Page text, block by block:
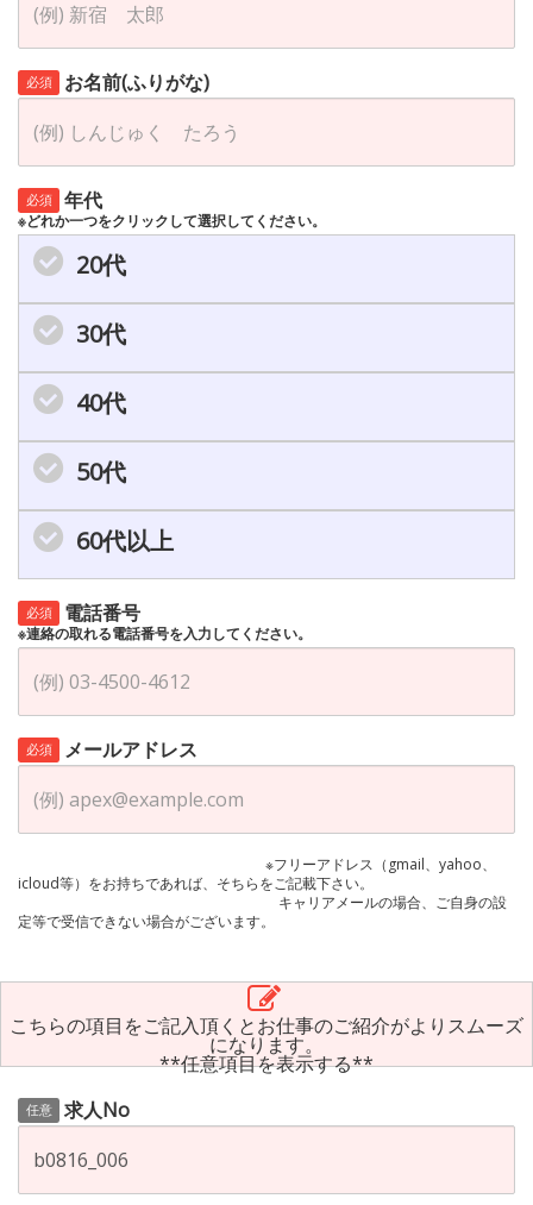
必須 お名前(ふりがな)
必須 年代
※どれか一つをクリックして選択してください。
20代
30代
40代
50代
60代以上
必須 電話番号
※連絡の取れる電話番号を入力してください。
必須 メールアドレス
※フリーアドレス（gmail、yahoo、
icloud等）をお持ちであれば、そちらをご記載下さい。
キャリアメールの場合、ご自身の設
定等で受信できない場合がございます。
こちらの項目をご記入頂くとお仕事のご紹介がよりスムーズ
になります。
**任意項目を表示する**
任意 求人No